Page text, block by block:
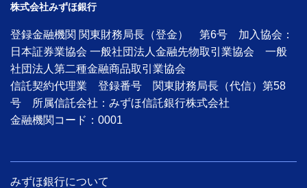
株式会社みずほ銀行
登録金融機関 関東財務局長（登金） 第6号 加入協会：
日本証券業協会 一般社団法人金融先物取引業協会 一般
社団法人第二種金融商品取引業協会
信託契約代理業 登録番号 関東財務局長（代信）第58
号 所属信託会社：みずほ信託銀行株式会社
金融機関コード：0001
みずほ銀行について